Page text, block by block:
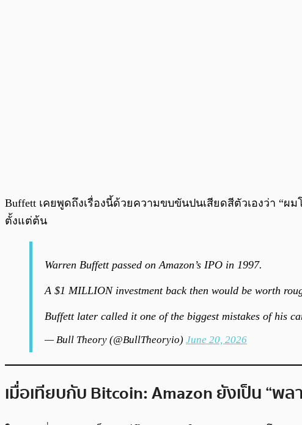
Buffett เคยพูดถึงเรื่องนี้ด้วยความขบขันปนเสียดสีตัวเองว่า “ผ
ตั้งแต่ต้น
Warren Buffett passed on Amazon’s IPO in 1997.
A $1 MILLION investment back then would be worth
Buffett later called it one of the biggest mistakes of his
— Bull Theory (@BullTheoryio) June 20, 2026
เมื่อเทียบกับ Bitcoin: Amazon ยังเป็น “พล